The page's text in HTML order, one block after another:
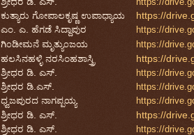
ಕುತ್ಯಾರು ಗೋಪಾಲಕೃಷ್ಣ ಉಪಾಧ್ಯಾಯ
https://
ಎಂ. ಎ. ಹೆಗಡೆ ಸಿದ್ದಾಪುರ
https://
ಗಿ೦ಡೀಮನೆ ಮೃತ್ಯು೦ಜಯ
https://
ಹಲಸಿನಹಳ್ಳಿ ನರಸಿಂಹಶಾಸ್ತ್ರಿ
https://
ಶ್ರೀಧರ ಡಿ. ಎಸ್.
https://
ಶ್ರೀಧರ ಡಿ.ಎಸ್.
https://
ಧ್ವಜಪುರದ ನಾಗಪ್ಪಯ್ಯ
https://
ಶ್ರೀಧರ ಡಿ. ಎಸ್.
https://
ಶ್ರೀಧರ ಡಿ. ಎಸ್.
https://